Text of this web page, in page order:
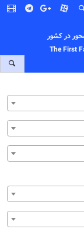
در کشور
The First